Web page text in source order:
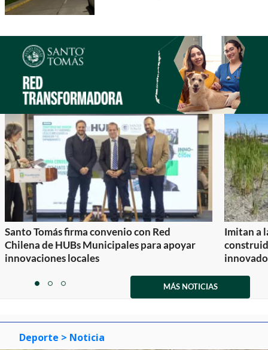
Santo Tomás firma convenio con Red
Chilena de HUBs Municipales para apoyar
innovaciones locales
Imitan a
itemitemitem
MÁS NOTICIAS
Deporte > Noticia